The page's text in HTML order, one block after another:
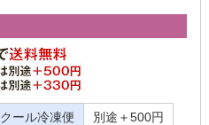
クール冷凍便
別途＋500円